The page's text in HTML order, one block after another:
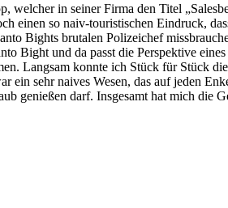
in seiner Firma den Titel
einen so naiv-touristischen Eindruck,
Bights brutalen Polizeichef
Bight und da passt die Perspektive
Langsam konnte ich Stück für Stück
sehr naives Wesen, das auf jeden
genießen darf. Insgesamt hat mich die